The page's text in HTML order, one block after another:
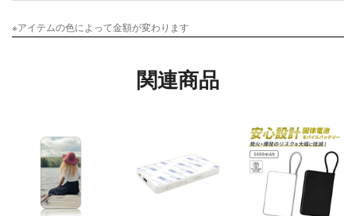
※アイテムの色によって金額が変わります
関連商品